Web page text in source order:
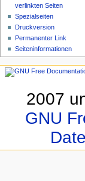
verlinkten Seiten
Spezialseiten
Druckversion
Permanenter Link
Seiten­informationen
2007
GNU